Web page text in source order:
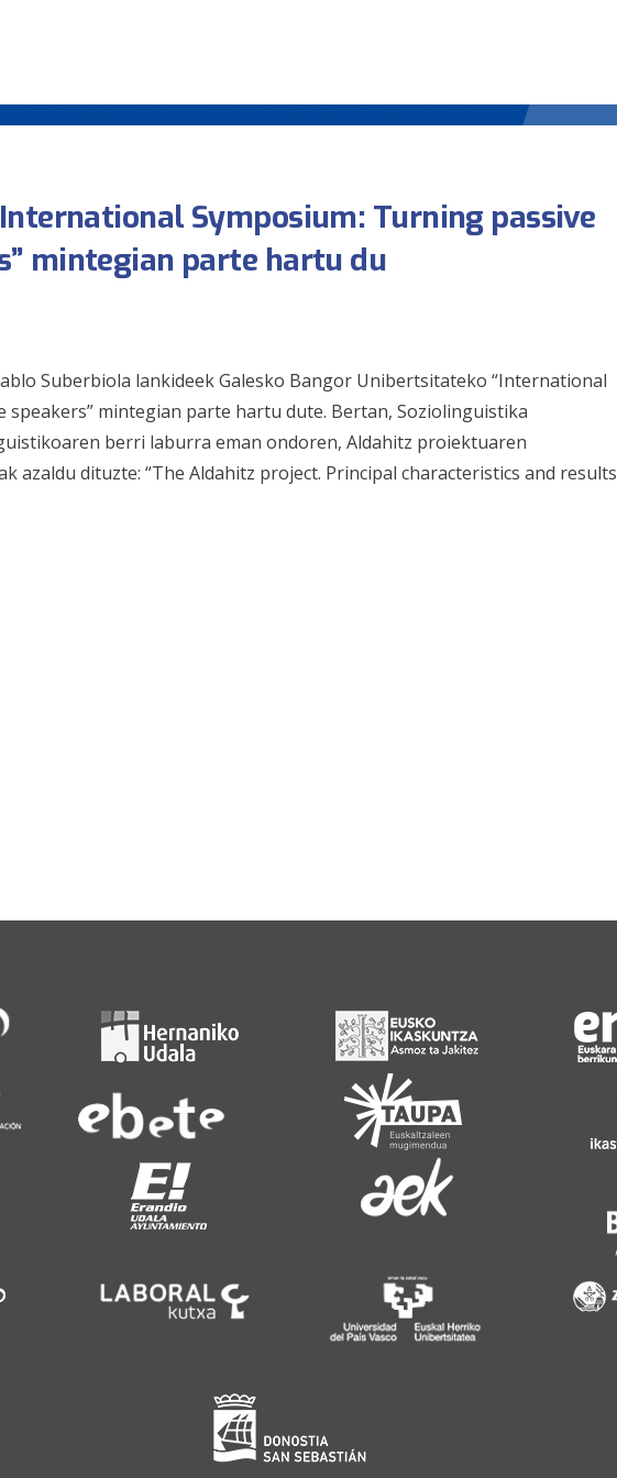
Symposium: Turning passive
mintegian parte hartu du
Suberbiola lankideek Galesko Bangor Unibertsitateko “International
mintegian parte hartu dute. Bertan, Soziolinguistika
berri laburra eman ondoren, Aldahitz proiektuaren
azaldu dituzte: “The Aldahitz project. Principal characteristics and results